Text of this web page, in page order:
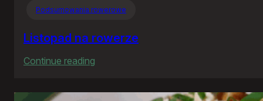
Podsumowania rowerowe
Listopad na rowerze
Continue reading
na